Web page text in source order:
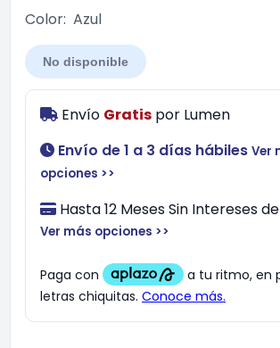
Color: Azul
No disponible
Envío Gratis por Lumen
Envío de 1 a 3 días hábiles Ver
opciones >>
Hasta 12 Meses Sin Intereses de
Ver más opciones >>